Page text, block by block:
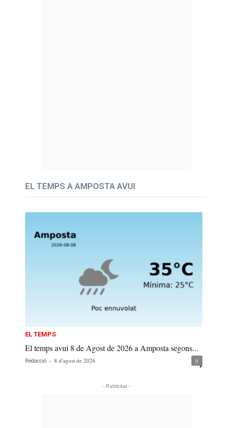
EL TEMPS A AMPOSTA AVUI
EL TEMPS
El temps avui 8 de Agost de 2026 a Amposta segons...
Redacció - 8 d'agost de 2026 0
- Publicitat -